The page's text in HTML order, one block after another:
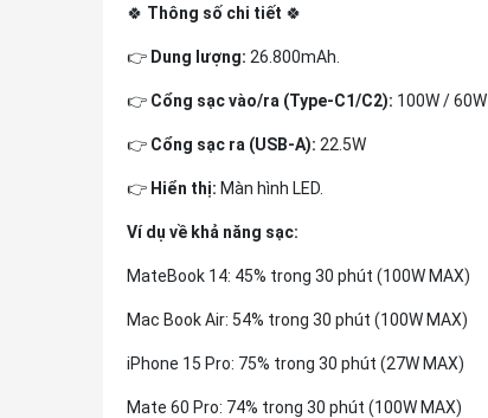
🍀 Thông số chi tiết 🍀
👉 Dung lượng: 26.800mAh.
👉 Cổng sạc vào/ra (Type-C1/C2): 100W / 60W
👉 Cổng sạc ra (USB-A): 22.5W
👉 Hiển thị: Màn hình LED.
Ví dụ về khả năng sạc:
MateBook 14: 45% trong 30 phút (100W MAX)
Mac Book Air: 54% trong 30 phút (100W MAX)
iPhone 15 Pro: 75% trong 30 phút (27W MAX)
Mate 60 Pro: 74% trong 30 phút (100W MAX)